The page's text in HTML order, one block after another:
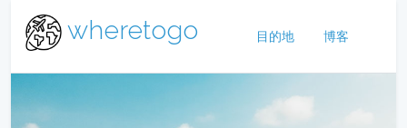
wheretogo 目的地 博客